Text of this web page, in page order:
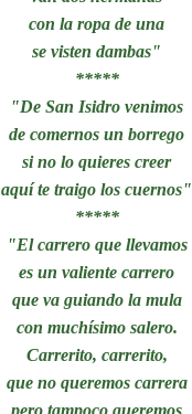
con la ropa de una
se visten dambas"
*****
"De San Isidro venimos
de comernos un borrego
si no lo quieres creer
aquí te traigo los cuernos"
*****
"El carrero que llevamos
es un valiente carrero
que va guiando la mula
con muchísimo salero.
Carrerito, carrerito,
que no queremos carrera